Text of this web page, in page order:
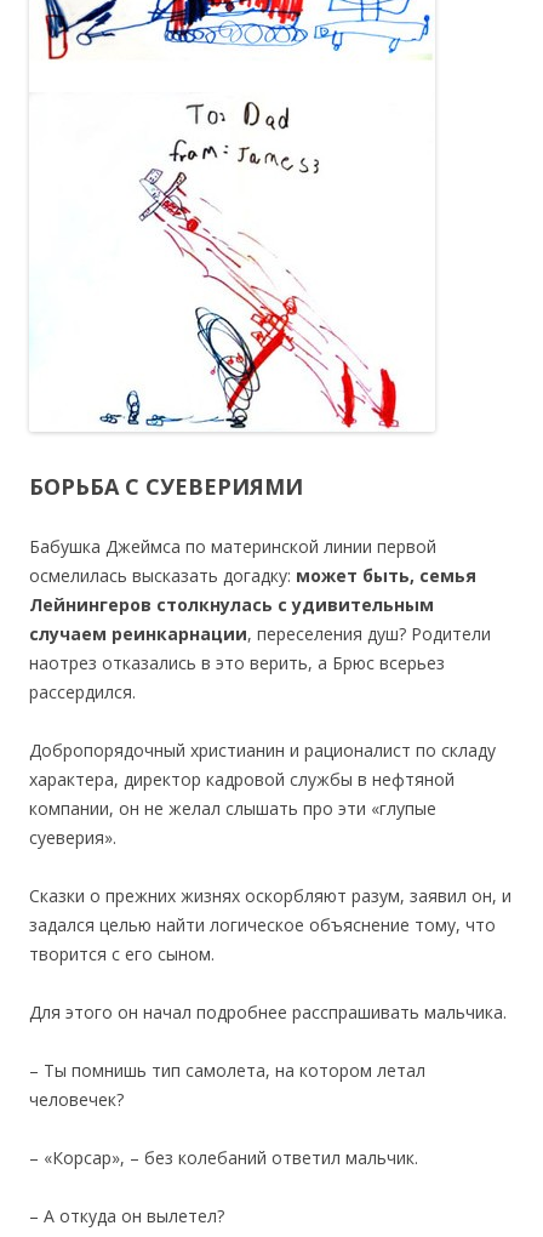
БОРЬБА С СУЕВЕРИЯМИ
Бабушка Джеймса по материнской линии первой
осмелилась высказать догадку: может быть, семья
Лейнингеров столкнулась с удивительным
случаем реинкарнации, переселения душ? Родители
наотрез отказались в это верить, а Брюс всерьез
рассердился.
Добропорядочный христианин и рационалист по складу
характера, директор кадровой службы в нефтяной
компании, он не желал слышать про эти «глупые
суеверия».
Сказки о прежних жизнях оскорбляют разум, заявил он, и
задался целью найти логическое объяснение тому, что
творится с его сыном.
Для этого он начал подробнее расспрашивать мальчика.
– Ты помнишь тип самолета, на котором летал
человечек?
– «Корсар», – без колебаний ответил мальчик.
– А откуда он вылетел?